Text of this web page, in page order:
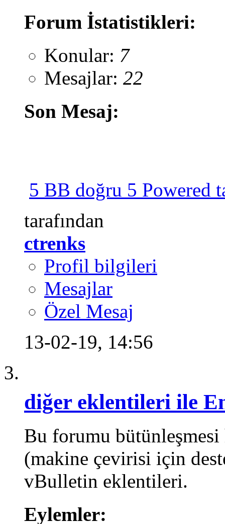
Forum İstatistikleri:
Konular: 7
Mesajlar: 22
Son Mesaj:
5 BB doğru 5 Powered
tarafından
ctrenks
Profil bilgileri
Mesajlar
Özel Mesaj
13-02-19, 14:56
diğer eklentileri ile
Bu forumu
(makine çevirisi için
vBulletin eklentileri.
Eylemler: